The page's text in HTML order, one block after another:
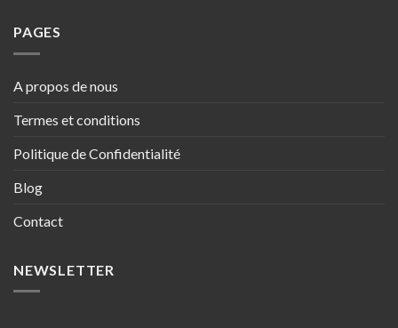
PAGES
A propos de nous
Termes et conditions
Politique de Confidentialité
Blog
Contact
NEWSLETTER